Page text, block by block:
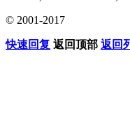
© 2001-2017
快速回复 返回顶部 返回